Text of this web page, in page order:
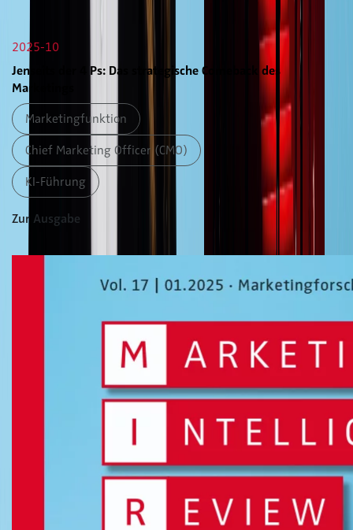
2025-10
Jenseits der 4 Ps: Das strategische Comeback des
Marketings
Marketingfunktion
Chief Marketing Officer (CMO)
KI-Führung
Zur Ausgabe